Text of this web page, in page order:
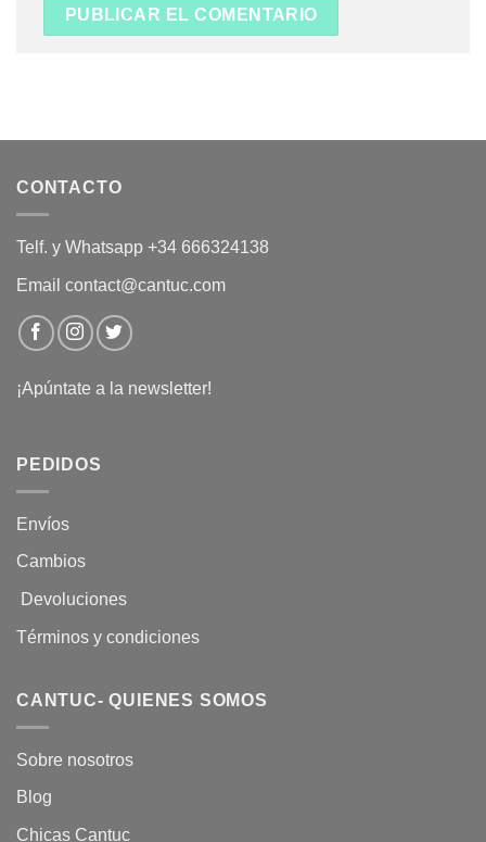
CONTACTO
Telf. y Whatsapp +34 666324138
Email contact@cantuc.com
¡Apúntate a la newsletter!
PEDIDOS
Envíos
Cambios
Devoluciones
Términos y condiciones
CANTUC- QUIENES SOMOS
Sobre nosotros
Blog
Chicas Cantuc